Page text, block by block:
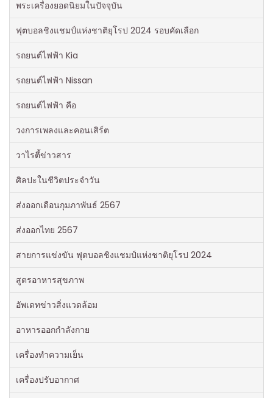
พระเครื่องยอดนิยมในปัจจุบัน
ฟุตบอลชิงแชมป์แห่งชาติยุโรป 2024 รอบคัดเลือก
รถยนต์ไฟฟ้า Kia
รถยนต์ไฟฟ้า Nissan
รถยนต์ไฟฟ้า คือ
วงการเพลงและคอนเสิร์ต
วาไรตี้ข่าวสาร
ศิลปะในชีวิตประจำวัน
ส่งออกเดือนกุมภาพันธ์ 2567
ส่งออกไทย 2567
สายการแข่งขัน ฟุตบอลชิงแชมป์แห่งชาติยุโรป 2024
สูตรอาหารสุขภาพ
อัพเดทข่าวสิ่งแวดล้อม
อาหารออกกําลังกาย
เครื่องทำความเย็น
เครื่องปรับอากาศ